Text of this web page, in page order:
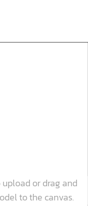
or drag and
to the canvas.